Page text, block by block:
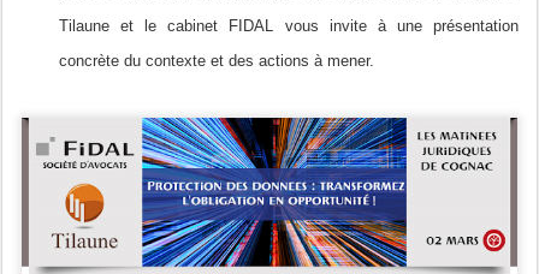
Tilaune et le cabinet FIDAL vous invite à une présentation
concrète du contexte et des actions à mener.